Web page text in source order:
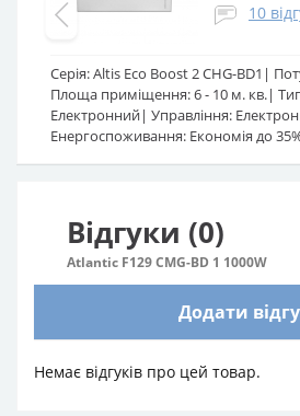
10
Серія:Altis Eco Boost 2 CHG-BD1
Площа приміщення:6 - 10 м. кв.
Електронний Управління:
Енергоспоживання: Економія до
Відгуки (0)
Atlantic F129 CMG-BD 1 1000W
Додати
Немає відгуків про цей товар.